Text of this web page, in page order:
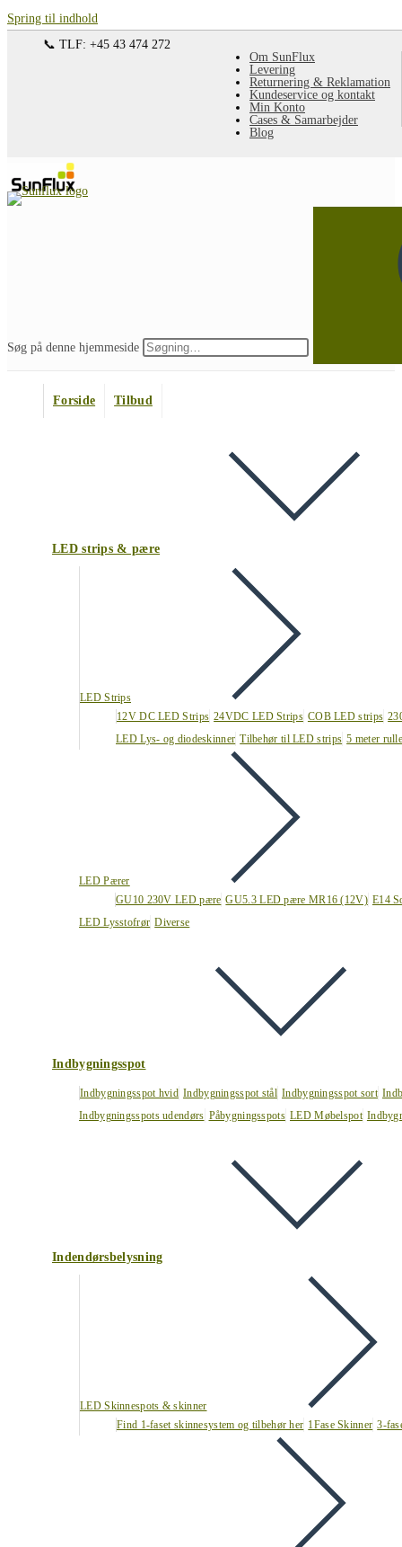
Spring til indhold
Om SunFlux
Levering
Returnering & Reklamation
Kundeservice og kontakt
Min Konto
Cases & Samarbejder
Blog
📞 TLF: +45 43 474 272
Søg på denne hjemmeside
Forside Tilbud
LED strips & pære
LED Strips
12V DC LED Strips 24VDC LED Strips COB LED strips
LED Lys- og diodeskinner Tilbehør til LED strips 5 meter
LED Pærer
GU10 230V LED pære GU5.3 LED pære MR16 (12V) E14
LED Lysstofrør Diverse
Indbygningsspot
Indbygningsspot hvid Indbygningsspot stål Indbygningsspot sort
Indbygningsspots udendørs Påbygningsspots LED Møbelspot
Indendørsbelysning
LED Skinnespots & skinner
Find 1-faset skinnesystem og tilbehør her 1Fase Skinner 3-